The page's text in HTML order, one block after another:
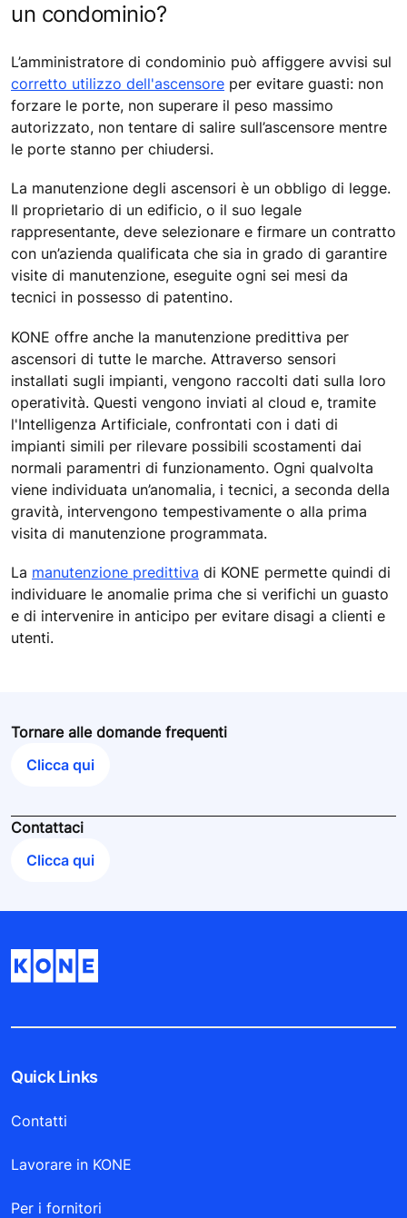
un condominio?
L’amministratore di condominio può affiggere avvisi sul
corretto utilizzo dell'ascensore per evitare guasti: non
forzare le porte, non superare il peso massimo
autorizzato, non tentare di salire sull’ascensore mentre
le porte stanno per chiudersi.
La manutenzione degli ascensori è un obbligo di legge.
Il proprietario di un edificio, o il suo legale
rappresentante, deve selezionare e firmare un contratto
con un’azienda qualificata che sia in grado di garantire
visite di manutenzione, eseguite ogni sei mesi da
tecnici in possesso di patentino.
KONE offre anche la manutenzione predittiva per
ascensori di tutte le marche. Attraverso sensori
installati sugli impianti, vengono raccolti dati sulla loro
operatività. Questi vengono inviati al cloud e, tramite
l'Intelligenza Artificiale, confrontati con i dati di
impianti simili per rilevare possibili scostamenti dai
normali paramentri di funzionamento. Ogni qualvolta
viene individuata un’anomalia, i tecnici, a seconda della
gravità, intervengono tempestivamente o alla prima
visita di manutenzione programmata.
La manutenzione predittiva di KONE permette quindi di
individuare le anomalie prima che si verifichi un guasto
e di intervenire in anticipo per evitare disagi a clienti e
utenti.
Tornare alle domande frequenti
Clicca qui
Contattaci
Clicca qui
Quick Links
Contatti
Lavorare in KONE
Per i fornitori